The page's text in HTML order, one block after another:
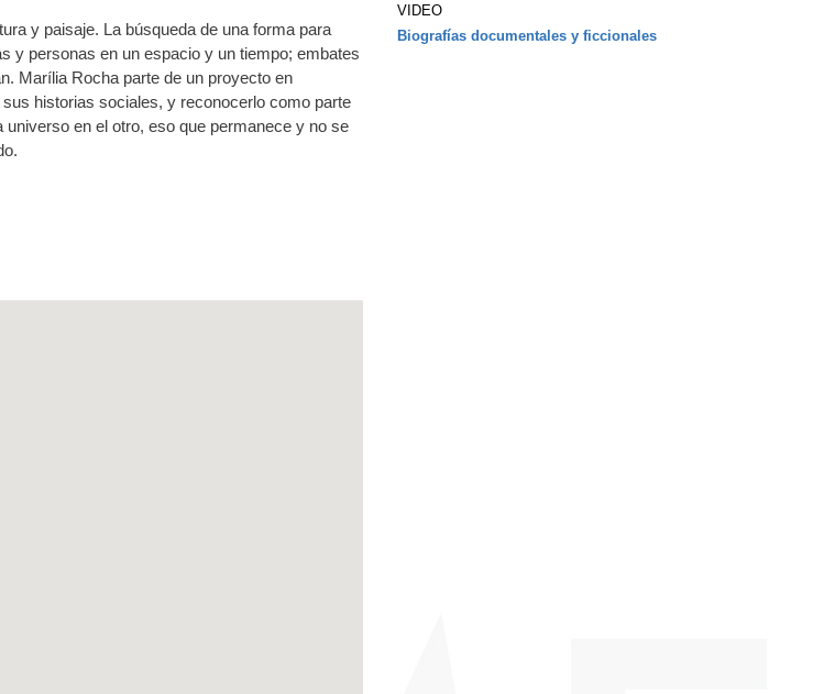
y paisaje. La búsqueda de una forma para
y personas en un espacio y un tiempo; embates
Marília Rocha parte de un proyecto en
historias sociales, y reconocerlo como parte
en el otro, eso que permanece y no se
VIDEO
Biografías documentales y ficcionales